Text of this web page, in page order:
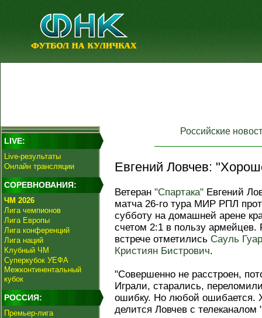
LIVE:
Live-результаты
Онлайн трансляции
СОРЕВНОВАНИЯ:
ЧМ 2026
Лига чемпионов
Лига Европы
Лига конференций
Лига наций
Клубный ЧМ
Суперкубок УЕФА
Межконтинентальный
кубок
РОССИЯ:
Премьер-лига
Российские
Евгений Ловчев:
Ветеран "Спартака" Евгений
матча 26‑го тура МИР РПЛ
субботу на домашней арене
счетом 2:1 в пользу
встрече отметились Сауль
Кристиян Бистрович.
"Совершенно не расстроен,
Играли, старались,
ошибку. Но любой ошибается.
делится Ловчев с